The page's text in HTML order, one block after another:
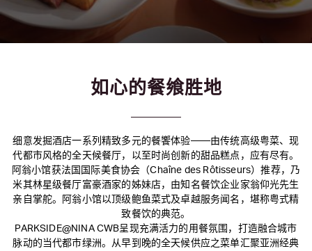
如心的餐飨胜地
细意发掘酒店一系列精致多元的餐饗体验——由传统高级粤菜、现
代都市风格的全天候餐厅，以至时尚创新的甜品糕点，应有尽有。
阿翁小馆获法国国际美食协会（Chaîne des Rôtisseurs）推荐，乃
米其林星级餐厅富豪酒家的姊妹店，由知名餐饮企业家翁仰光先生
亲自掌舵。阿翁小馆以顶级鲍鱼菜式及卓越服务闻名，堪称粤式精
致餐饮的典范。
PARKSIDE@NINA CWB呈现充满活力的用餐氛围，打造融合城市
脉动的当代都市绿洲。从早到晚的全天候供应之菜单汇聚亚洲经典